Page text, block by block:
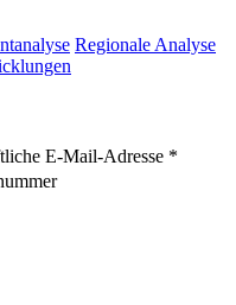
Regionale Analyse
E-Mail-Adresse *